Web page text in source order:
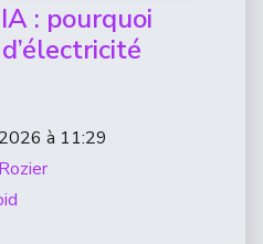
: pourquoi
à 11:29